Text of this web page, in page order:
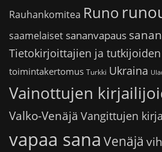
Rauhankomitea Runo
saamelaiset sananvapaus
Tietokirjoittajien ja
toimintakertomus Turkki Ukraina
Vainottujen
Valko-Venäjä Vangittujen
vapaa sana Venäjä